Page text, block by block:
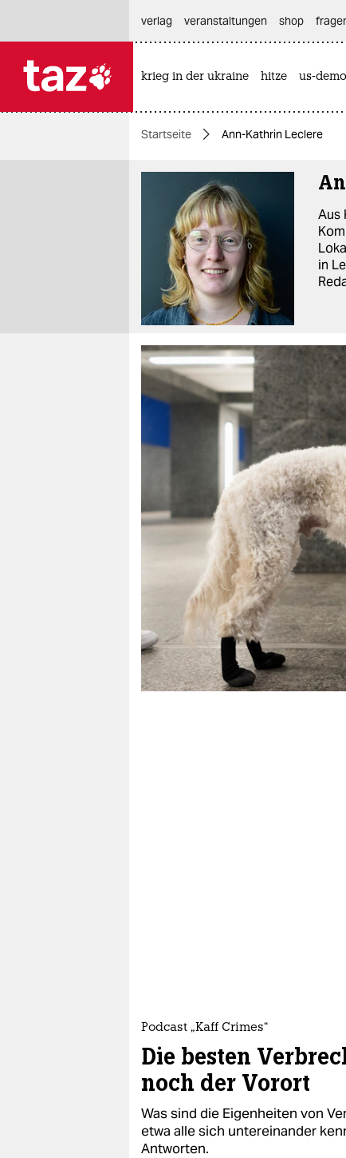
themen
gesellschaft
kultur
sport
berlin
nord
veranstaltungen
fragen & hilfe
unterstützen
abo
genossenschaft
verlag
veranstaltungen shop
krieg in der ukraine hitze us-
Startseite Ann-Kathrin Leclere
Aus
in
Podcast „Kaff Crimes“
Die besten
noch der Vorort
Was sind die Eigenheiten von
etwa alle sich untereinander
Antworten.